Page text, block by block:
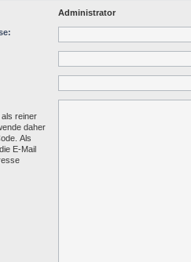
Administrator
reiner
daher
Als
E-Mail